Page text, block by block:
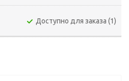
Доступно для заказа (1)